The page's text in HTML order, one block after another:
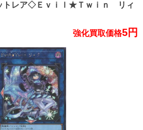
トレア◇Ｅｖｉｌ★Ｔｗｉｎ リィ
強化買取価格5円